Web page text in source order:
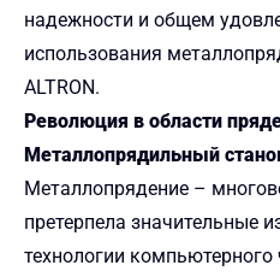
надежности и общем
использования
ALTRON.
Революция в области
Металлопрядильный
Металлопрядение –
претерпела значительные
технологии компьютерного